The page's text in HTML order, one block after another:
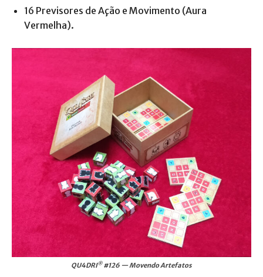
16 Previsores de Ação e Movimento (Aura
Vermelha).
QU4DRI®#126 — Movendo Artefatos